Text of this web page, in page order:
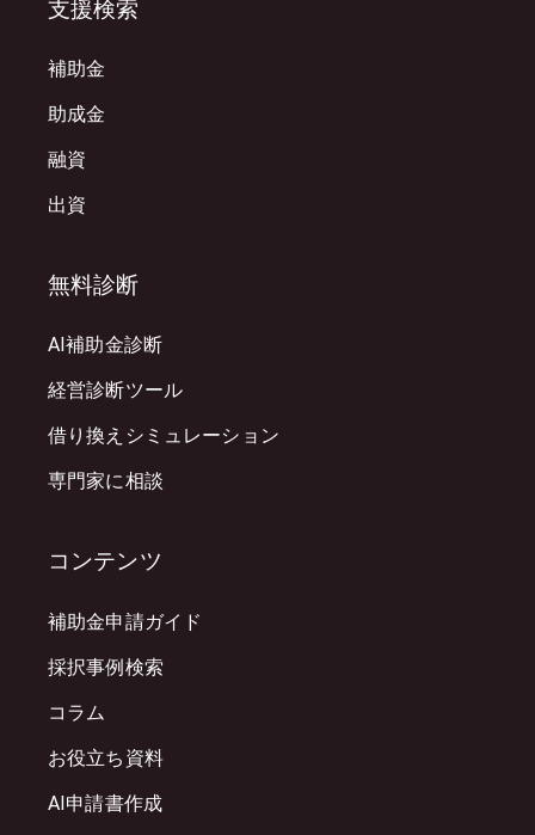
支援検索
補助金
助成金
融資
出資
無料診断
AI補助金診断
経営診断ツール
借り換えシミュレーション
専門家に相談
コンテンツ
補助金申請ガイド
採択事例検索
コラム
お役立ち資料
AI申請書作成